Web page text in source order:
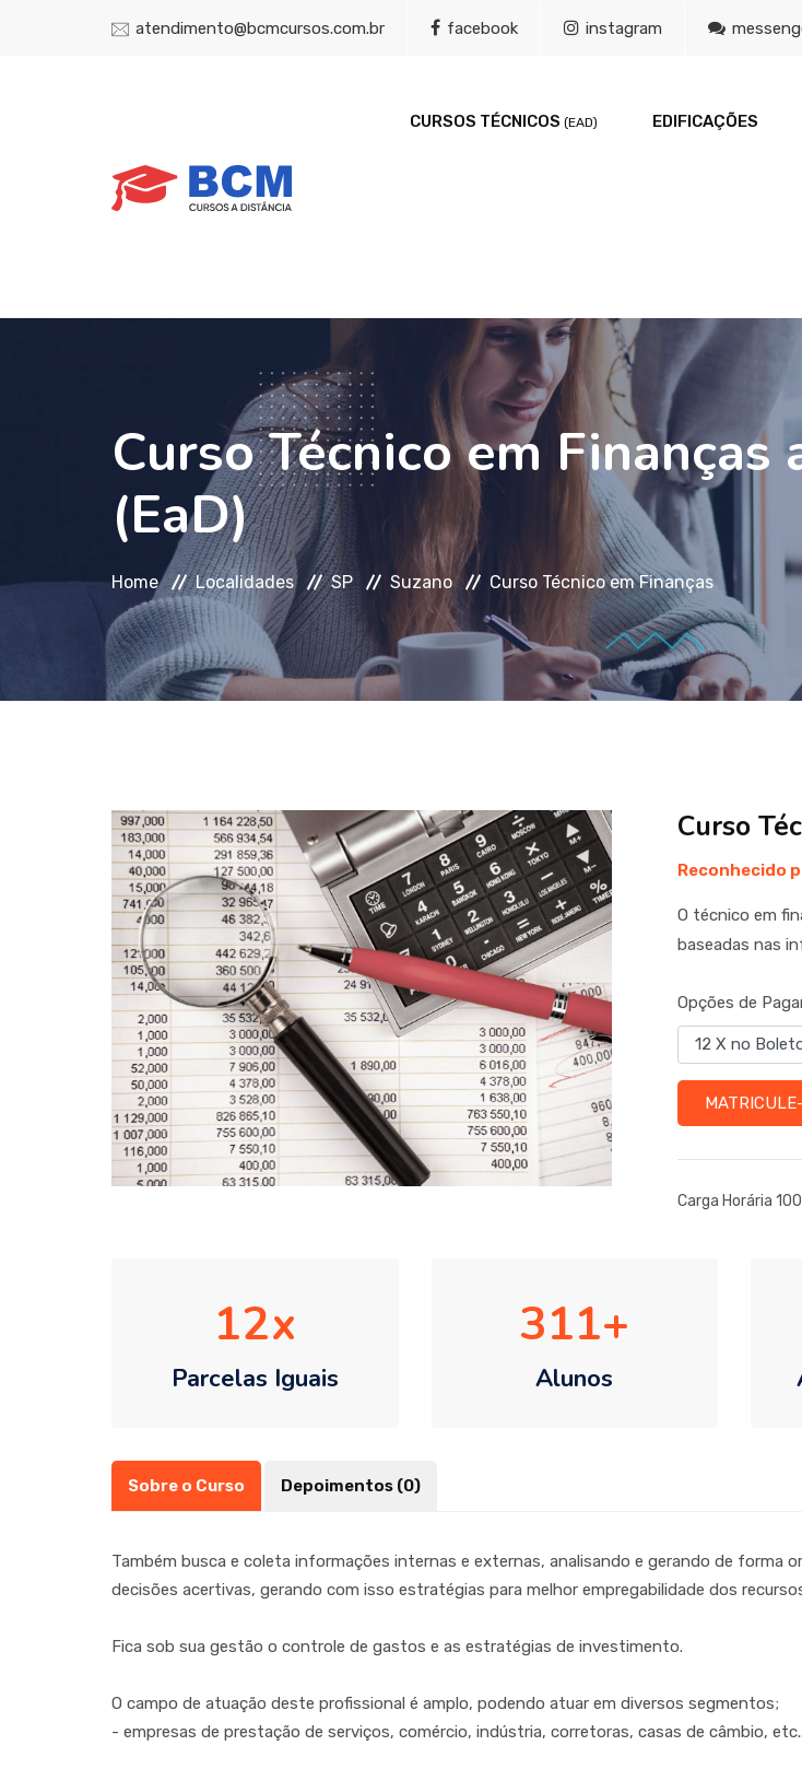
atendimento@bcmcursos.com.br facebook instagram
CURSOS TÉCNICOS (EAD) EDIFICAÇÕES
Curso Técnico em
(EaD)
Home Localidades SP Suzano Curso Técnico em Finanças
Curso
Reconhecido
O técnico em
baseadas nas
Opções de
Carga Horária
12
Parcelas Iguais
311
Alunos
Sobre o Curso Depoimentos (0)
Também busca e coleta informações internas e externas, analisando e gerando de forma
decisões acertivas, gerando com isso estratégias para melhor empregabilidade dos
Fica sob sua gestão o controle de gastos e as estratégias de investimento.
O campo de atuação deste profissional é amplo, podendo atuar em diversos segmentos;
- empresas de prestação de serviços, comércio, indústria, corretoras, casas de câmbio,